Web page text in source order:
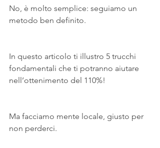
No, è molto semplice: seguiamo un
metodo ben definito.
In questo articolo ti illustro 5 trucchi
fondamentali che ti potranno aiutare
nell’ottenimento del 110%!
Ma facciamo mente locale, giusto per
non perderci.